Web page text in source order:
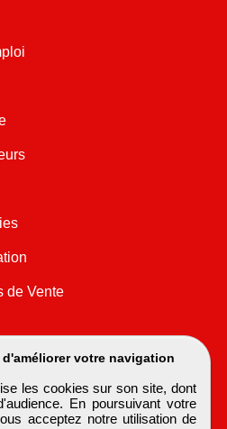
votre navigation
les cookies sur son site, dont
En poursuivant votre
acceptez notre utilisation de
de Vente